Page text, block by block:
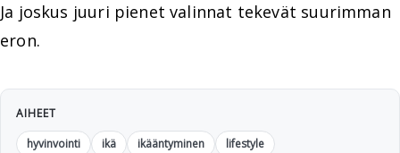
Ja joskus juuri pienet valinnat tekevät suurimman
eron.
AIHEET
hyvinvointi
ikä ikääntyminen lifestyle